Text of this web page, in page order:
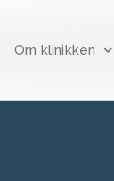
Om klinikken